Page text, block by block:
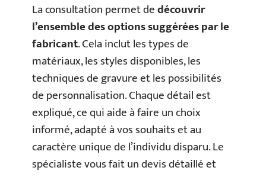
La consultation permet dedécouvrir
l’ensemble des options suggérées par le
fabricant. Cela inclut les types de
matériaux, les styles disponibles, les
techniques de gravure et les possibilités
de personnalisation. Chaque détail est
expliqué, ce qui aide à faire un choix
informé, adapté à vos souhaits et au
caractère unique de l’individu disparu. Le
spécialiste vous fait un devis détaillé et